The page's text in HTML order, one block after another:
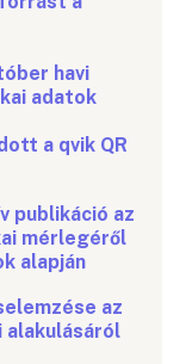
havi
adatok
a qvik QR
publikáció az
mérlegéről
alapján
az
alakulásáról